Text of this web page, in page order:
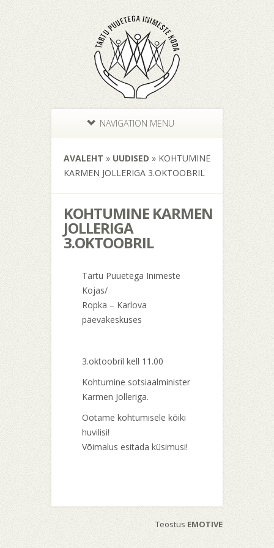
NAVIGATION MENU
AVALEHT » UUDISED » KOHTUMINE
KARMEN JOLLERIGA 3.OKTOOBRIL
KOHTUMINE KARMEN
JOLLERIGA
3.OKTOOBRIL
Tartu Puuetega Inimeste
Kojas/
Ropka – Karlova
päevakeskuses
3.oktoobril kell 11.00
Kohtumine sotsiaalminister
Karmen Jolleriga.
Ootame kohtumisele kõiki
huvilisi!
Võimalus esitada küsimusi!
Teostus EMOTIVE